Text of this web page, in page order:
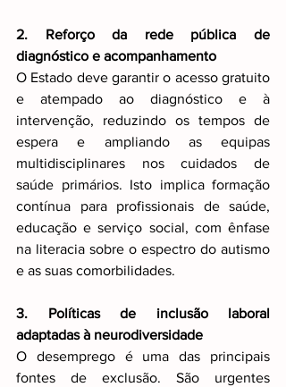
2. Reforço da rede pública de
diagnóstico e acompanhamento
O Estado deve garantir o acesso gratuito
e atempado ao diagnóstico e à
intervenção, reduzindo os tempos de
espera e ampliando as equipas
multidisciplinares nos cuidados de
saúde primários. Isto implica formação
contínua para profissionais de saúde,
educação e serviço social, com ênfase
na literacia sobre o espectro do autismo
e as suas comorbilidades.
3. Políticas de inclusão laboral
adaptadas à neurodiversidade
O desemprego é uma das principais
fontes de exclusão. São urgentes